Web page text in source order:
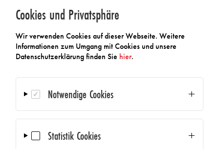
Cookies und Privatsphäre
Wir verwenden Cookies auf dieser Webseite. Weitere
Informationen zum Umgang mit Cookies und unsere
Datenschutzerklärung finden Sie hier.
Notwendige Cookies
Statistik Cookies